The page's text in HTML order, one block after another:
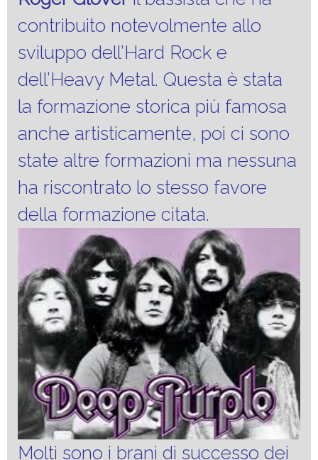
contribuito notevolmente allo
sviluppo dell’Hard Rock e
dell’Heavy Metal. Questa è stata
la formazione storica più famosa
anche artisticamente, poi ci sono
state altre formazioni ma nessuna
ha riscontrato lo stesso favore
della formazione citata.
Molti sono i brani di successo dei